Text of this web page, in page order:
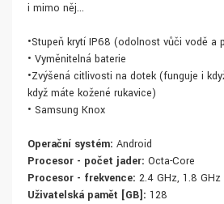
i mimo něj...
•Stupeň krytí IP68 (odolnost vůči vodě a
• Vyměnitelná baterie
•Zvýšená citlivosti na dotek (funguje i
když máte kožené rukavice)
• Samsung Knox
Operační systém: Android
Procesor - počet jader: Octa-Core
Procesor - frekvence: 2.4 GHz, 1.8 GHz
Uživatelská paměť [GB]: 128